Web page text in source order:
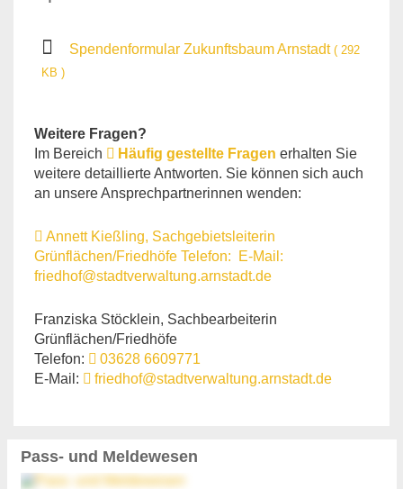
Spendenformular Zukunftsbaum Arnstadt ( 292
KB )
Weitere Fragen?
Im Bereich
Häufig gestellte Fragen erhalten Sie
weitere detaillierte Antworten. Sie können sich auch
an unsere Ansprechpartnerinnen wenden:
Annett Kießling, Sachgebietsleiterin
Grünflächen/Friedhöfe Telefon: E-Mail:
friedhof@stadtverwaltung.arnstadt.de
Franziska Stöcklein, Sachbearbeiterin
Grünflächen/Friedhöfe
Telefon:
03628 6609771
E-Mail:
friedhof@stadtverwaltung.arnstadt.de
Pass- und Meldewesen